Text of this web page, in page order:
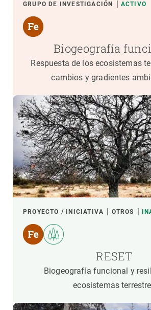
GRUPO DE INVESTIGACIÓN ACTIVO
Biogeografía
Respuesta de los ecosistemas
cambios y gradientes
PROYECTO / INICIATIVA OTROS
RESET
Biogeografía funcional y
ecosistemas